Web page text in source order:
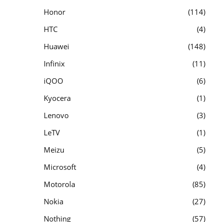
Honor
114
HTC
4
Huawei
148
Infinix
11
iQOO
6
Kyocera
1
Lenovo
3
LeTV
1
Meizu
5
Microsoft
4
Motorola
85
Nokia
27
Nothing
57